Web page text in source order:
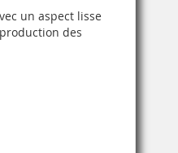
un aspect lisse
des